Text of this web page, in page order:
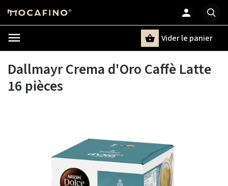
Chercher
Vider le panier
Dallmayr Crema d'Oro Caffè Latte
16 pièces